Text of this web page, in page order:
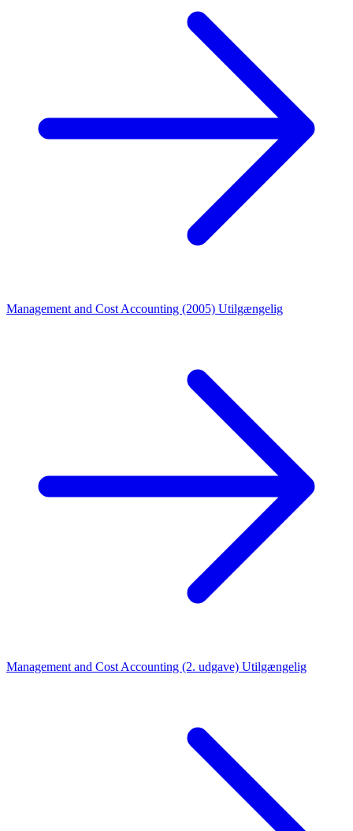
Management and Cost Accounting (2005) Utilgængelig
Management and Cost Accounting (2. udgave) Utilgængelig